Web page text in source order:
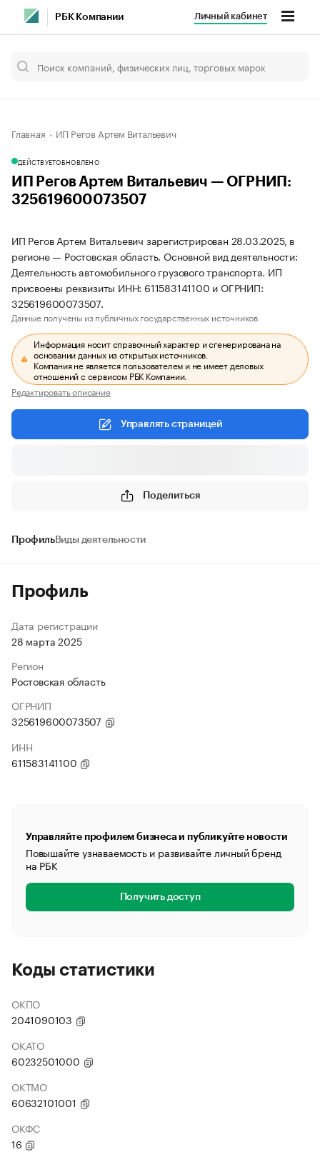
РБК Компании Личный кабинет
Главная ИП Регов Артем Витальевич
ДЕЙСТВУЕТОБНОВЛЕНО
ИП Регов Артем Витальевич — ОГРНИП:
325619600073507
ИП Регов Артем Витальевич зарегистрирован 28.03.2025, в
регионе — Ростовская область. Основной вид деятельности:
Деятельность автомобильного грузового транспорта. ИП
присвоены реквизиты ИНН: 611583141100 и ОГРНИП:
325619600073507.
Данные получены из публичных государственных источников.
Информация носит справочный характер и сгенерирована на
основании данных из открытых источников.
Компания не является пользователем и не имеет деловых
отношений с сервисом РБК Компании.
Редактировать описание
Управлять страницей
Поделиться
ПрофильВиды деятельности
Профиль
Дата регистрации
28 марта 2025
Регион
Ростовская область
ОГРНИП
325619600073507
ИНН
611583141100
Управляйте профилем бизнеса и публикуйте новости
Повышайте узнаваемость и развивайте личный бренд
на РБК
Получить доступ
Коды статистики
ОКПО
2041090103
ОКАТО
60232501000
ОКТМО
60632101001
ОКФС
16